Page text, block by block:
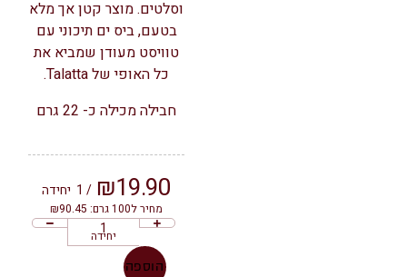
וסלטים. מוצר קטן אך מלא
בטעם, ביס ים תיכוני עם
טוויסט מעודן שמביא את
כל האופי של Talatta.
חבילה מכילה כ- 22 גרם
₪19.90
/ 1 יחידה
מחיר ל100 גרם: ₪90.45
יחידה
הוספה